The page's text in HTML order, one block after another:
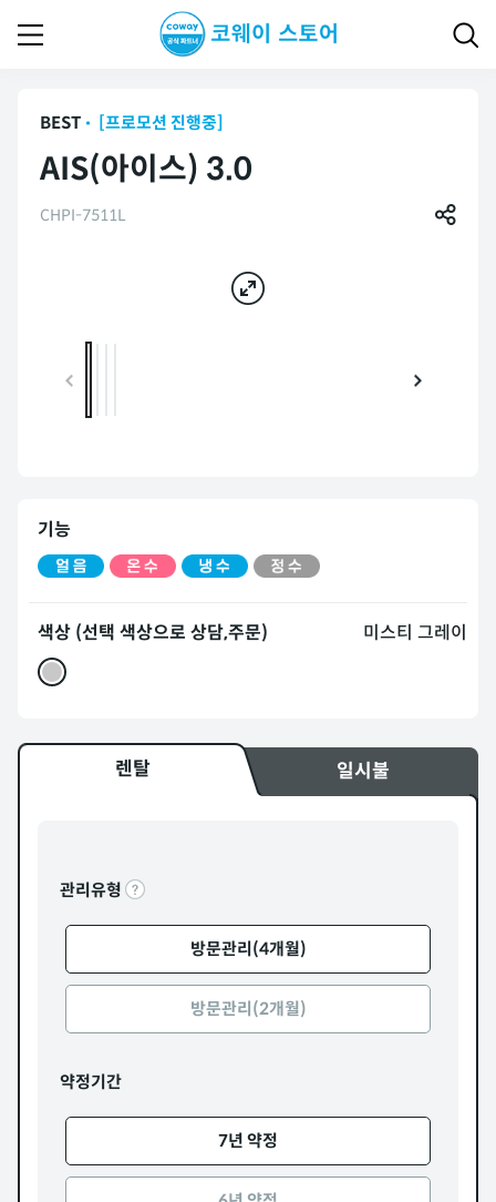
BEST [프로모션 진행중]
AIS(아이스) 3.0
CHPI-7511L
기능
색상 (선택 색상으로 상담,주문) 미스티 그레이
렌탈 일시불
관리유형
방문관리(4개월)
방문관리(2개월)
약정기간
7년 약정